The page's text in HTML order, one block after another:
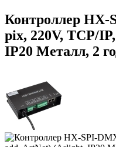
Контроллер HX-
pix, 220V, TCP/
IP20 Металл, 2